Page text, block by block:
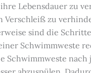
Lebensdauer zu
Verschleiß zu
sind die
Schwimmweste
Schwimmweste nach